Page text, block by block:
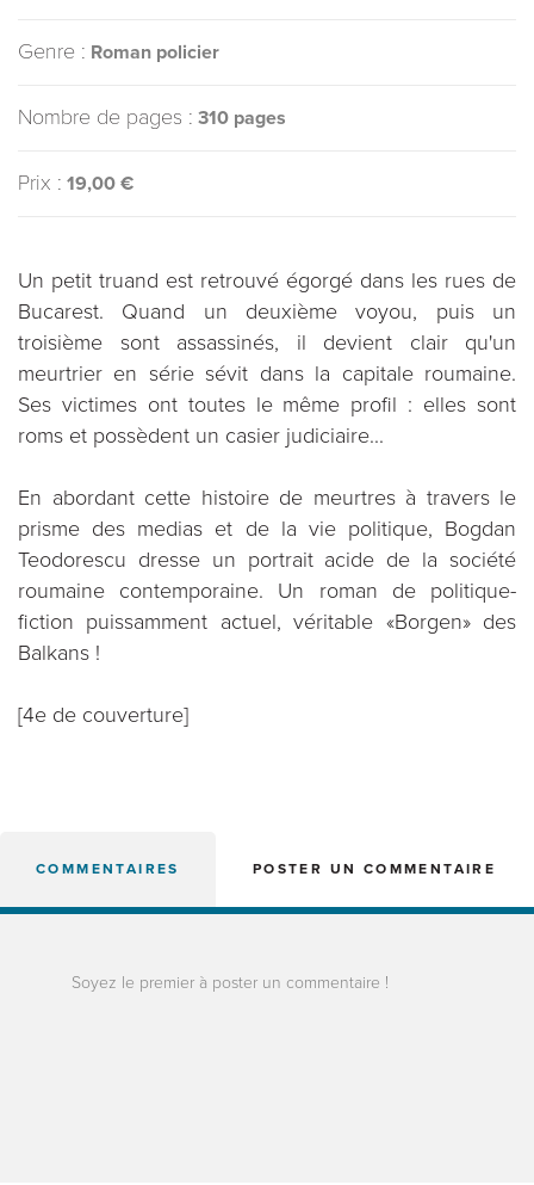
Genre : Roman policier
Nombre de pages : 310 pages
Prix : 19,00 €
Un petit truand est retrouvé égorgé dans les rues de
Bucarest. Quand un deuxième voyou, puis un
troisième sont assassinés, il devient clair qu'un
meurtrier en série sévit dans la capitale roumaine.
Ses victimes ont toutes le même profil : elles sont
roms et possèdent un casier judiciaire...
En abordant cette histoire de meurtres à travers le
prisme des medias et de la vie politique, Bogdan
Teodorescu dresse un portrait acide de la société
roumaine contemporaine. Un roman de politique-
fiction puissamment actuel, véritable «Borgen» des
Balkans !
[4e de couverture]
COMMENTAIRES POSTER UN COMMENTAIRE
Soyez le premier à poster un commentaire !